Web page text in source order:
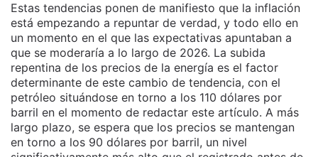
Estas tendencias ponen de manifiesto que la inflación
está empezando a repuntar de verdad, y todo ello en
un momento en el que las expectativas apuntaban a
que se moderaría a lo largo de 2026. La subida
repentina de los precios de la energía es el factor
determinante de este cambio de tendencia, con el
petróleo situándose en torno a los 110 dólares por
barril en el momento de redactar este artículo. A más
largo plazo, se espera que los precios se mantengan
en torno a los 90 dólares por barril, un nivel